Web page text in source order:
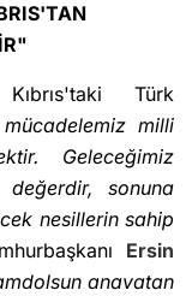
Türk
milli
Geleceğimiz
sonuna
nesillerin sahip
Ersin
anavatan